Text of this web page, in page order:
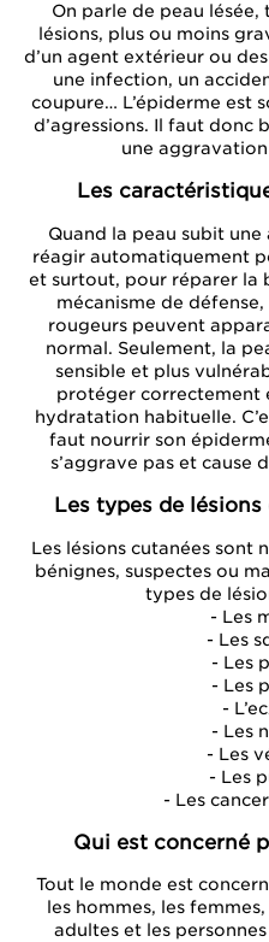
On parle de peau
lésions, plus ou moins
d’un agent extérieur ou
une infection, un
coupure… L’épiderme est
d’agressions. Il faut
une
Les
Quand la peau subit une
réagir automatiquement
et surtout, pour réparer la
mécanisme de
rougeurs peuvent
normal. Seulement, la
sensible et plus
protéger correctement
hydratation habituelle.
faut nourrir son
s’aggrave pas et cause
Les types de
Les lésions cutanées sont
bénignes, suspectes ou
types de
- Les
- Les
- Les
- Les
-
- Les
- Les
- Les
- Les
Qui est concerné
Tout le monde est
les hommes, les
adultes et les